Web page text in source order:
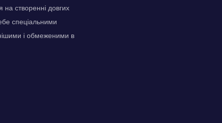
створенні довгих
спеціальними
і обмеженими в